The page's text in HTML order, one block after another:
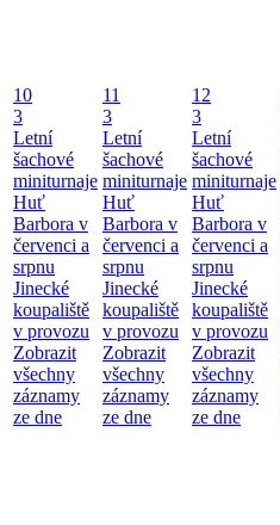
10
3
Letní
šachové
miniturnaje
Huť
Barbora v
červenci a
srpnu
Jinecké
koupaliště
v provozu
Zobrazit
všechny
záznamy
ze dne
11
3
Letní
šachové
miniturnaje
Huť
Barbora v
červenci a
srpnu
Jinecké
koupaliště
v provozu
Zobrazit
všechny
záznamy
ze dne
12
3
Letní
šachové
miniturnaje
Huť
Barbora v
červenci a
srpnu
Jinecké
koupaliště
v provozu
Zobrazit
všechny
záznamy
ze dne